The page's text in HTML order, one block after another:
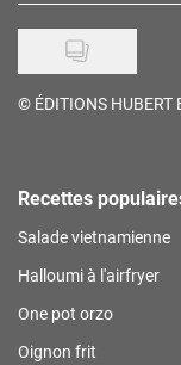
© ÉDITIONS
Recettes
Salade vietnamienne
Halloumi à l'airfryer
One pot orzo
Oignon frit